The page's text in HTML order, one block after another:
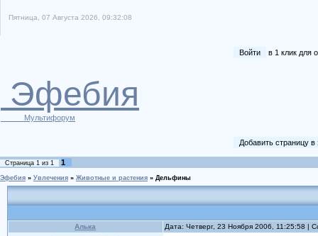
Пятница, 07 Августа 2026, 09:32:08
Войти в 1 клик для
Эфебия
Мультифорум
Добавить страницу
Страница 1 из 1 1
Эфебия » Увлечения » Животные и растения » Дельфины
Алька Дата: Четверг, 23 Ноября 2006, 11:25:58 |